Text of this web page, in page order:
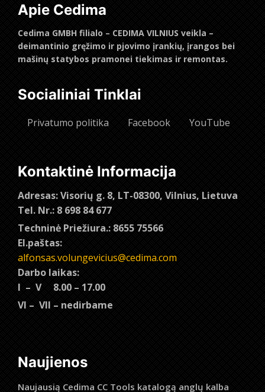
Apie Cedima
Cedima GMBH filialo – CEDIMA VILNIUS veikla –
deimantinio gręžimo ir pjovimo įrankių, įrangos bei
mašinų statybos pramonei tiekimas ir remontas.
Socialiniai Tinklai
Privatumo politika Facebook YouTube
Kontaktinė Informacija
Adresas: Visorių g. 8, LT-08300, Vilnius, Lietuva
Tel. Nr.: 8 698 84 677
Techninė Priežiura.: 8655 75566
El.paštas:
alfonsas.volungevicius@cedima.com
Darbo laikas:
I – V 8.00 – 17.00
VI – VII – nedirbame
Naujienos
Naujausią Cedima CC Tools katalogą anglų kalba